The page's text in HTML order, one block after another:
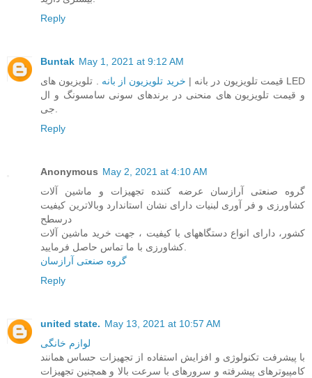
Reply
Buntak May 1, 2021 at 9:12 AM
قیمت تلویزیون در بانه | خرید تلویزیون از بانه . تلویزیون های LED
و قیمت تلویزیون های منحنی در برندهای سونی سامسونگ و ال
Reply
Anonymous May 2, 2021 at 4:10 AM
گروه صنعتی آرازسان عرضه کننده تجهیزات و ماشین آلات
کشاورزی و فر آوری لبنیات دارای نشان استاندارد وبالاترین کیفیت
درسطح
کشور، دارای انواع دستگاههای با کیفیت ، جهت خرید ماشین آلات
گروه صنعتی آرازسان
Reply
united state. May 13, 2021 at 10:57 AM
لوازم خانگی
با پیشرفت تکنولوژی و افزایش استفاده از تجهیزات حساس همانند
کامپیوترهای پیشرفته و سرورهای با سرعت بالا و همچنین تجهیزات